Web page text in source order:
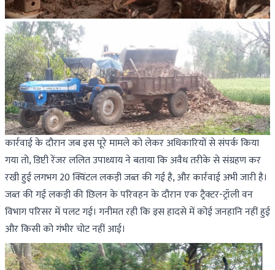
कार्रवाई के दौरान जब इस पूरे मामले को लेकर अधिकारियों से संपर्क किया
गया तो, डिप्टी रेंजर ललित उपाध्याय ने बताया कि अवैध तरीके से संग्रहण कर
रखी हुई लगभग 20 क्विंटल लकड़ी जब्त की गई है, और कार्रवाई अभी जारी है।
जब्त की गई लकड़ी की छिलन के परिवहन के दौरान एक ट्रैक्टर-ट्रॉली वन
विभाग परिसर में पलट गई। गनीमत रही कि इस हादसे में कोई जनहानि नहीं हुई
और किसी को गंभीर चोट नहीं आई।